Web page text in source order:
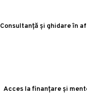
Consultanță și ghidare în
Acces la finanțare și